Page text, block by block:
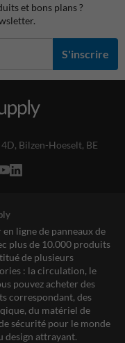
et bons plans ?
S'inscrire
, Bilzen-Hoeselt, BE
ligne de panneaux de
plus de 10.000 produits
de plusieurs
: la circulation, le
pouvez acheter des
correspondant, des
du matériel de
sécurité pour le monde
design attrayant.